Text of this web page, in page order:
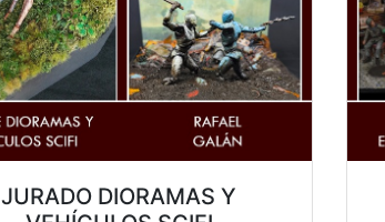
JURADO DIORAMAS Y